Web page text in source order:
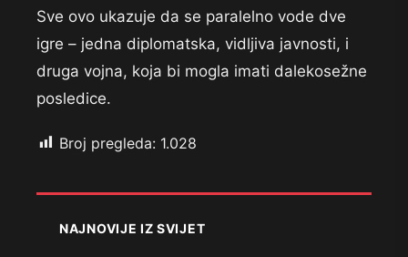
Sve ovo ukazuje da se paralelno vode dve
igre – jedna diplomatska, vidljiva javnosti, i
druga vojna, koja bi mogla imati dalekosežne
posledice.
Broj pregleda: 1.028
NAJNOVIJE IZ SVIJET